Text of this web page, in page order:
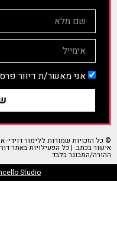
אני מאשר/ת דיוור פרסומי
שמורות ללימור דוידי- אין
בכתב. | כל הפעילויות באתר דורשות
המבוגר בלבד.
Limoncello Studio